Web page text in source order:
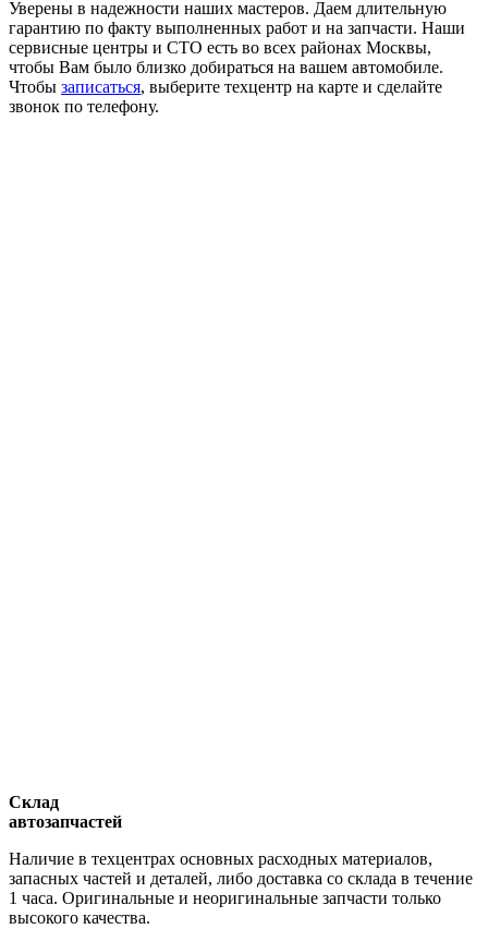
Уверены в надежности наших мастеров. Даем длительную
гарантию по факту выполненных работ и на запчасти. Наши
сервисные центры и СТО есть во всех районах Москвы,
чтобы Вам было близко добираться на вашем автомобиле.
Чтобы записаться, выберите техцентр на карте и сделайте
звонок по телефону.
Склад
автозапчастей
Наличие в техцентрах основных расходных материалов,
запасных частей и деталей, либо доставка со склада в течение
1 часа. Оригинальные и неоригинальные запчасти только
высокого качества.